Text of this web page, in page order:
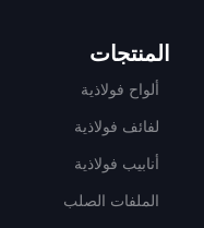
المنتجات
ألواح فولاذية
لفائف فولاذية
أنابيب فولاذية
الملفات الصلب